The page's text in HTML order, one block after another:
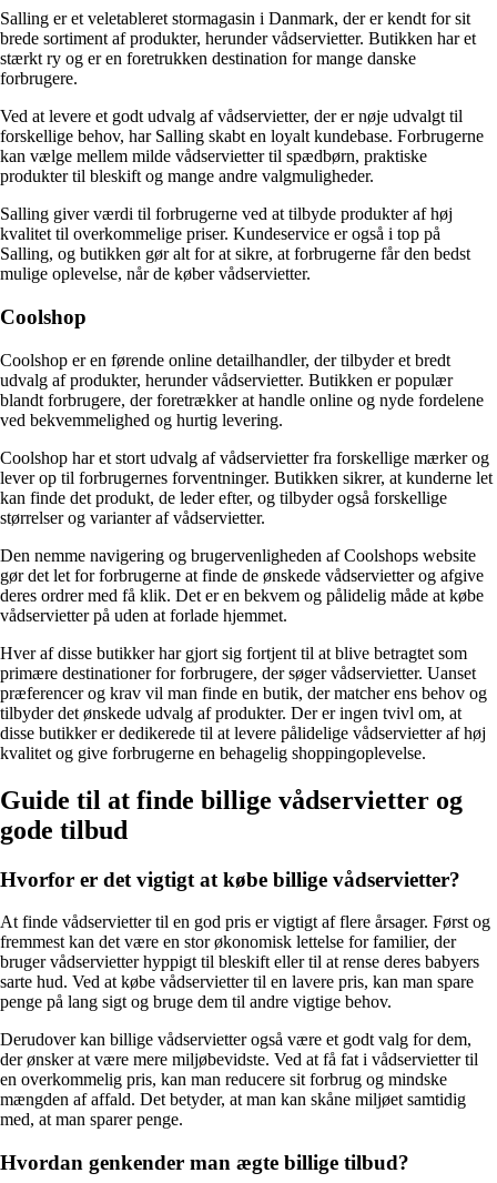
Salling er et veletableret stormagasin i Danmark, der er kendt for sit
brede sortiment af produkter, herunder vådservietter. Butikken har et
stærkt ry og er en foretrukken destination for mange danske
forbrugere.
Ved at levere et godt udvalg af vådservietter, der er nøje udvalgt til
forskellige behov, har Salling skabt en loyalt kundebase. Forbrugerne
kan vælge mellem milde vådservietter til spædbørn, praktiske
produkter til bleskift og mange andre valgmuligheder.
Salling giver værdi til forbrugerne ved at tilbyde produkter af høj
kvalitet til overkommelige priser. Kundeservice er også i top på
Salling, og butikken gør alt for at sikre, at forbrugerne får den bedst
mulige oplevelse, når de køber vådservietter.
Coolshop
Coolshop er en førende online detailhandler, der tilbyder et bredt
udvalg af produkter, herunder vådservietter. Butikken er populær
blandt forbrugere, der foretrækker at handle online og nyde fordelene
ved bekvemmelighed og hurtig levering.
Coolshop har et stort udvalg af vådservietter fra forskellige mærker og
lever op til forbrugernes forventninger. Butikken sikrer, at kunderne let
kan finde det produkt, de leder efter, og tilbyder også forskellige
størrelser og varianter af vådservietter.
Den nemme navigering og brugervenligheden af Coolshops website
gør det let for forbrugerne at finde de ønskede vådservietter og afgive
deres ordrer med få klik. Det er en bekvem og pålidelig måde at købe
vådservietter på uden at forlade hjemmet.
Hver af disse butikker har gjort sig fortjent til at blive betragtet som
primære destinationer for forbrugere, der søger vådservietter. Uanset
præferencer og krav vil man finde en butik, der matcher ens behov og
tilbyder det ønskede udvalg af produkter. Der er ingen tvivl om, at
disse butikker er dedikerede til at levere pålidelige vådservietter af høj
kvalitet og give forbrugerne en behagelig shoppingoplevelse.
Guide til at finde billige vådservietter og
gode tilbud
Hvorfor er det vigtigt at købe billige vådservietter?
At finde vådservietter til en god pris er vigtigt af flere årsager. Først og
fremmest kan det være en stor økonomisk lettelse for familier, der
bruger vådservietter hyppigt til bleskift eller til at rense deres babyers
sarte hud. Ved at købe vådservietter til en lavere pris, kan man spare
penge på lang sigt og bruge dem til andre vigtige behov.
Derudover kan billige vådservietter også være et godt valg for dem,
der ønsker at være mere miljøbevidste. Ved at få fat i vådservietter til
en overkommelig pris, kan man reducere sit forbrug og mindske
mængden af affald. Det betyder, at man kan skåne miljøet samtidig
med, at man sparer penge.
Hvordan genkender man ægte billige tilbud?